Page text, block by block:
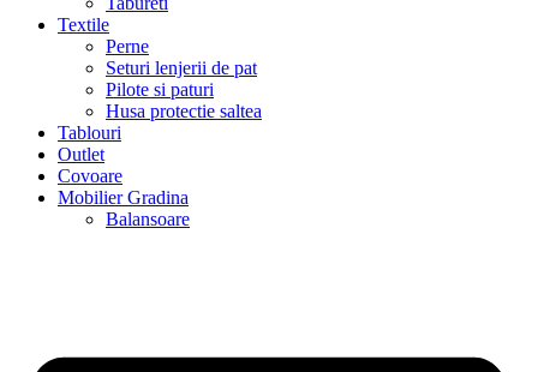
Textile
Perne
Seturi lenjerii de pat
Pilote si paturi
Husa protectie saltea
Tablouri
Outlet
Covoare
Mobilier Gradina
Balansoare